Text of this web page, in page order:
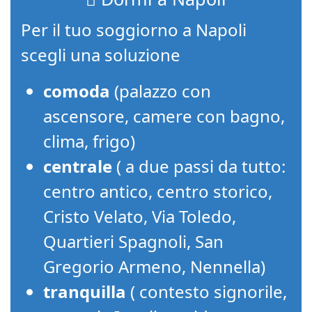
Per il tuo soggiorno a Napoli
scegli una soluzione
comoda (palazzo con
ascensore, camere con bagno,
clima, frigo)
centrale ( a due passi da tutto:
centro antico, centro storico,
Cristo Velato, Via Toledo,
Quartieri Spagnoli, San
Gregorio Armeno, Nennella)
tranquilla ( contesto signorile,